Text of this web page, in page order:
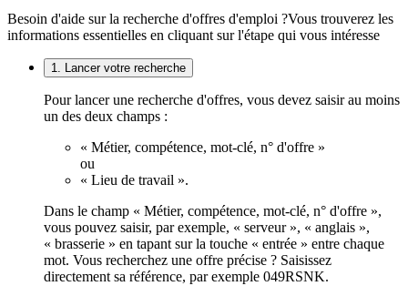
Besoin d'aide sur la recherche d'offres d'emploi ?Vous trouverez les
informations essentielles en cliquant sur l'étape qui vous intéresse
1. Lancer votre recherche
Pour lancer une recherche d'offres, vous devez saisir au moins
un des deux champs :
« Métier, compétence, mot-clé, n° d'offre »
ou
« Lieu de travail ».
Dans le champ « Métier, compétence, mot-clé, n° d'offre »,
vous pouvez saisir, par exemple, « serveur », « anglais »,
« brasserie » en tapant sur la touche « entrée » entre chaque
mot. Vous recherchez une offre précise ? Saisissez
directement sa référence, par exemple 049RSNK.